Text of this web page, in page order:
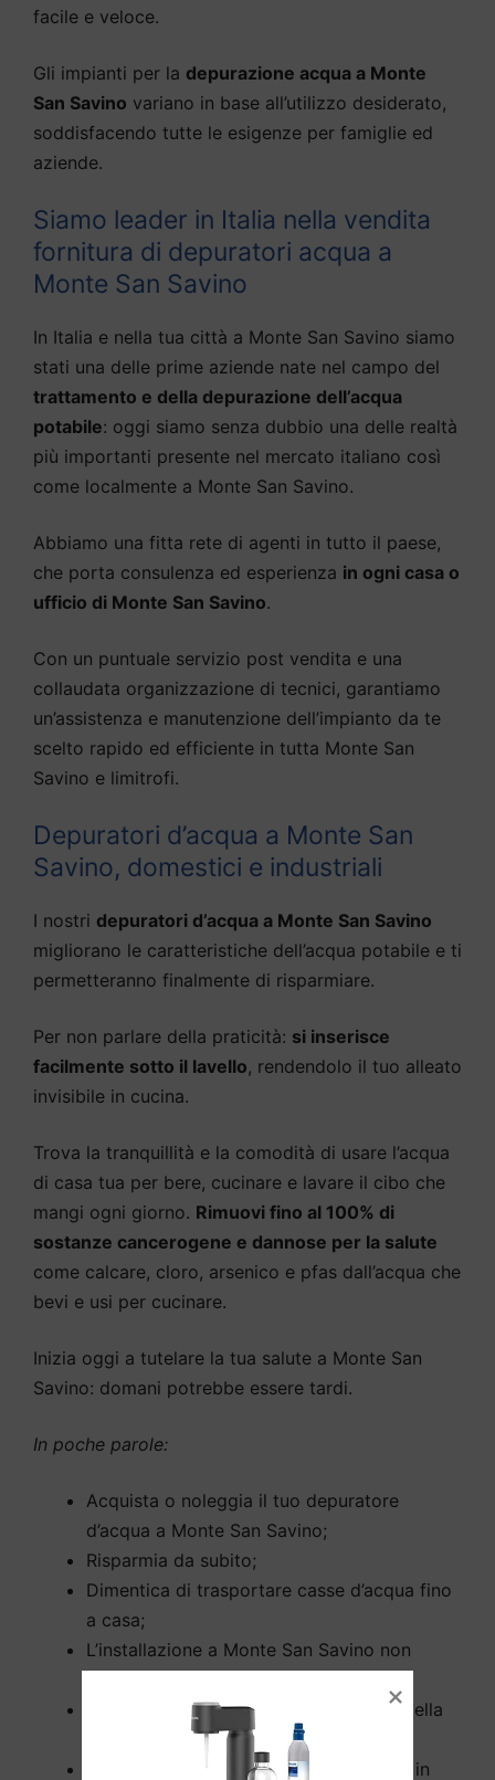
facile e veloce.
Gli impianti per la depurazione acqua a Monte
San Savino variano in base all’utilizzo desiderato,
soddisfacendo tutte le esigenze per famiglie ed
aziende.
Siamo leader in Italia nella vendita
fornitura di depuratori acqua a
Monte San Savino
In Italia e nella tua città a Monte San Savino siamo
stati una delle prime aziende nate nel campo del
trattamento e della depurazione dell’acqua
potabile: oggi siamo senza dubbio una delle realtà
più importanti presente nel mercato italiano così
come localmente a Monte San Savino.
Abbiamo una fitta rete di agenti in tutto il paese,
che porta consulenza ed esperienza in ogni casa o
ufficio di Monte San Savino.
Con un puntuale servizio post vendita e una
collaudata organizzazione di tecnici, garantiamo
un’assistenza e manutenzione dell’impianto da te
scelto rapido ed efficiente in tutta Monte San
Savino e limitrofi.
Depuratori d’acqua a Monte San
Savino, domestici e industriali
I nostri depuratori d’acqua a Monte San Savino
migliorano le caratteristiche dell’acqua potabile e ti
permetteranno finalmente di risparmiare.
Per non parlare della praticità: si inserisce
facilmente sotto il lavello, rendendolo il tuo alleato
invisibile in cucina.
Trova la tranquillità e la comodità di usare l’acqua
di casa tua per bere, cucinare e lavare il cibo che
mangi ogni giorno. Rimuovi fino al 100% di
sostanze cancerogene e dannose per la salute
come calcare, cloro, arsenico e pfas dall’acqua che
bevi e usi per cucinare.
Inizia oggi a tutelare la tua salute a Monte San
Savino: domani potrebbe essere tardi.
In poche parole:
Acquista o noleggia il tuo depuratore
d’acqua a Monte San Savino;
Risparmia da subito;
Dimentica di trasportare casse d’acqua fino
a casa;
L’installazione a Monte San Savino non
Rimuove tutti gli inquinanti dall’acqua della
tua casa a Monte San Savino;
Elimina cloro e calcare dalla tua acqua in